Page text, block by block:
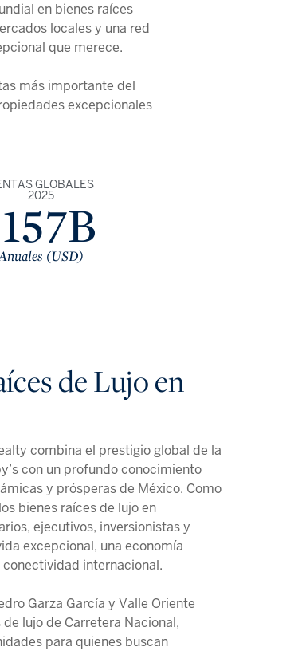
en bienes raíces
locales y una red
que merece.
más importante del
excepcionales
GLOBALES
2025
(USD)
de Lujo en
combina el prestigio global de la
con un profundo conocimiento
y prósperas de México. Como
bienes raíces de lujo en
ejecutivos, inversionistas y
excepcional, una economía
internacional.
Garza García y Valle Oriente
lujo de Carretera Nacional,
para quienes buscan